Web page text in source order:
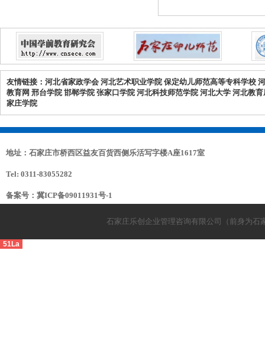
友情链接： 河北省家政学会 河北艺术职业学院 保定幼儿师范高等专科学校
教育网 邢台学院 邯郸学院 张家口学院 河北科技师范学院 河北大学 河北教
家庄学院
地址：石家庄市桥西区益友百货西侧乐活写字楼A座1617室
Tel: 0311-83055282
备案号： 冀ICP备09011931号-1
石家庄乐创企业管理咨询有限公司（前身为
51La